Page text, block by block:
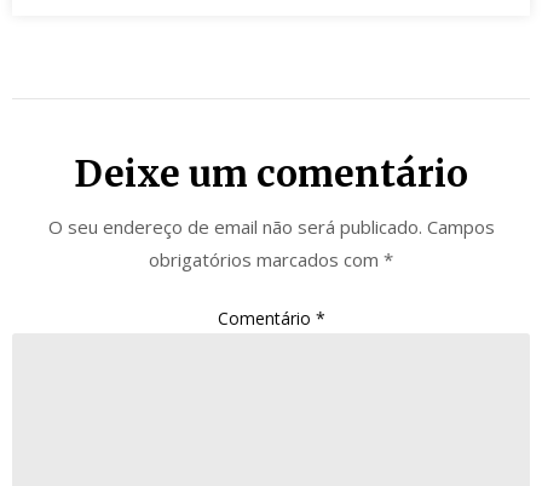
Deixe um comentário
O seu endereço de email não será publicado. Campos
obrigatórios marcados com *
Comentário *